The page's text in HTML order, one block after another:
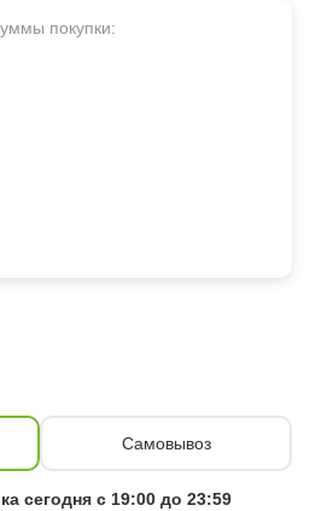
покупки:
Самовывоз
сегодня с 19:00 до 23:59